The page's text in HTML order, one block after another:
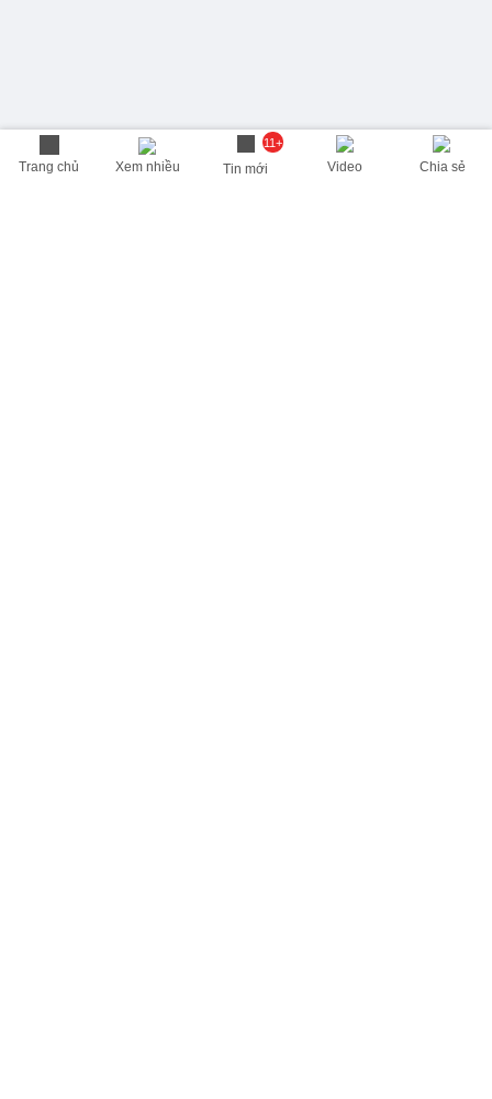
Trang chủ Xem nhiều
11+
Tin mới Video Chia sẻ